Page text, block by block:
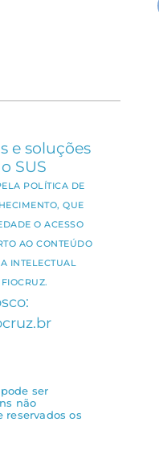
e soluções
SUS
POLÍTICA DE
QUE
O ACESSO
AO CONTEÚDO
INTELECTUAL
ser
não
reservados os